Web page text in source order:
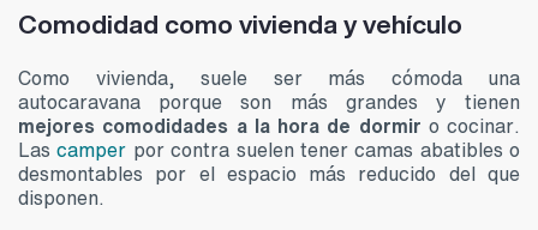
Comodidad como vivienda y vehículo
Como vivienda, suele ser más cómoda una
autocaravana porque son más grandes y tienen
mejores comodidades a la hora de dormir o cocinar.
Lascamper por contra suelen tener camas abatibles o
desmontables por el espacio más reducido del que
disponen.